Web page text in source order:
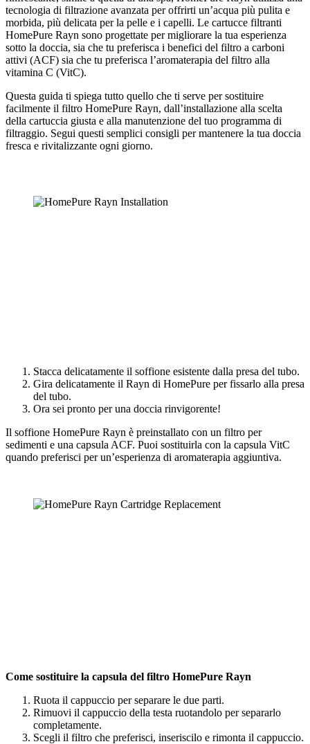
tecnologia di filtrazione avanzata per offrirti un’acqua più pulita e
morbida, più delicata per la pelle e i capelli. Le cartucce filtranti
HomePure Rayn sono progettate per migliorare la tua esperienza
sotto la doccia, sia che tu preferisca i benefici del filtro a carboni
attivi (ACF) sia che tu preferisca l’aromaterapia del filtro alla
vitamina C (VitC).
Questa guida ti spiega tutto quello che ti serve per sostituire
facilmente il filtro HomePure Rayn, dall’installazione alla scelta
della cartuccia giusta e alla manutenzione del tuo programma di
filtraggio. Segui questi semplici consigli per mantenere la tua doccia
fresca e rivitalizzante ogni giorno.
Stacca delicatamente il soffione esistente dalla presa del tubo.
Gira delicatamente il Rayn di HomePure per fissarlo alla presa
del tubo.
Ora sei pronto per una doccia rinvigorente!
Il soffione HomePure Rayn è preinstallato con un filtro per
sedimenti e una capsula ACF. Puoi sostituirla con la capsula VitC
quando preferisci per un’esperienza di aromaterapia aggiuntiva.
Come sostituire la capsula del filtro HomePure Rayn
Ruota il cappuccio per separare le due parti.
Rimuovi il cappuccio della testa ruotandolo per separarlo
completamente.
Scegli il filtro che preferisci, inseriscilo e rimonta il cappuccio.